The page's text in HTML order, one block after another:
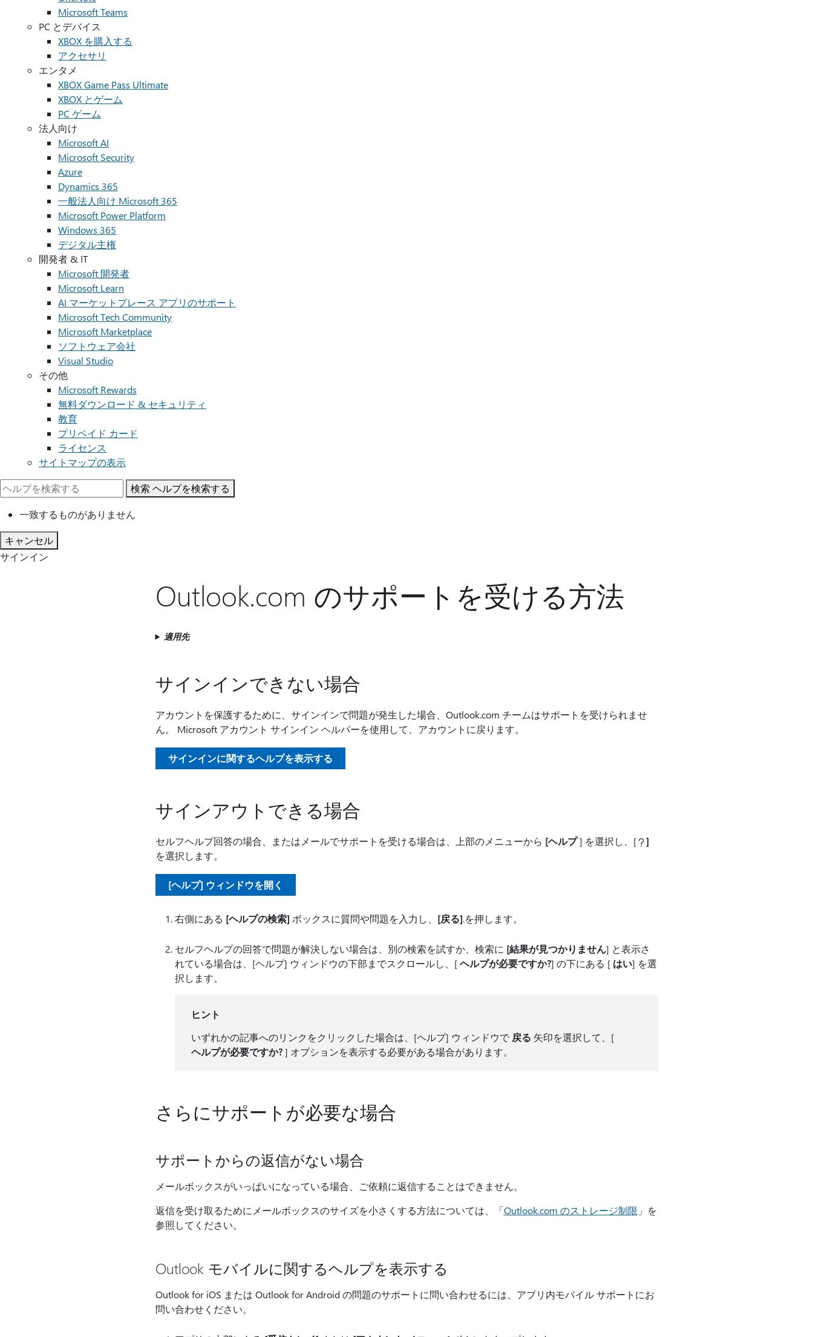
Microsoft Teams
PC とデバイス
XBOX を購入する
アクセサリ
エンタメ
XBOX Game Pass Ultimate
XBOX とゲーム
PC ゲーム
法人向け
Microsoft AI
Microsoft Security
Azure
Dynamics 365
一般法人向け Microsoft 365
Microsoft Power Platform
Windows 365
デジタル主権
開発者 & IT
Microsoft 開発者
Microsoft Learn
AI マーケットプレース アプリのサポート
Microsoft Tech Community
Microsoft Marketplace
ソフトウェア会社
Visual Studio
その他
Microsoft Rewards
無料ダウンロード & セキュリティ
教育
プリペイド カード
ライセンス
サイトマップの表示
検索 ヘルプを検索する
一致するものがありません
キャンセル
サインイン
Outlook.com のサポートを受ける方法
適用先
サインインできない場合
アカウントを保護するために、サインインで問題が発生した場合、Outlook.com チームはサポートを受けられませ
ん。 Microsoft アカウント サインイン ヘルパーを使用して、アカウントに戻ります。
サインインに関するヘルプを表示する
サインアウトできる場合
セルフヘルプ回答の場合、またはメールでサポートを受ける場合は、上部のメニューから [ヘルプ] を選択し、[
]
を選択します。
[ヘルプ] ウィンドウを開く
右側にある [ヘルプの検索] ボックスに質問や問題を入力し、 [戻る].を押します。
セルフヘルプの回答で問題が解決しない場合は、別の検索を試すか、検索に [結果が見つかりません] と表示さ
れている場合は、[ヘルプ] ウィンドウの下部までスクロールし、[ヘルプが必要ですか?] の下にある [ はい] を選
択します。
ヒント
いずれかの記事へのリンクをクリックした場合は、[ヘルプ] ウィンドウで 戻る 矢印を選択して、[
ヘルプが必要ですか?] オプションを表示する必要がある場合があります。
さらにサポートが必要な場合
サポートからの返信がない場合
メールボックスがいっぱいになっている場合、ご依頼に返信することはできません。
返信を受け取るためにメールボックスのサイズを小さくする方法については、「Outlook.com のストレージ制限 」を
参照してください。
Outlook モバイルに関するヘルプを表示する
Outlook for iOS または Outlook for Android の問題のサポートに問い合わせるには、アプリ内モバイル サポートにお
問い合わせください。